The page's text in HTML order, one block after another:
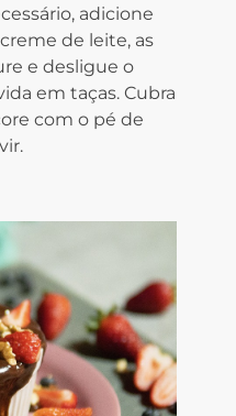
adicione
de leite, as
e desligue o
em taças. Cubra
com o pé de